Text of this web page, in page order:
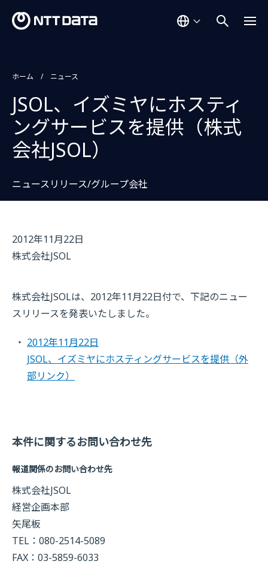
ホーム ニュース
JSOL、イズミヤにホスティ
ングサービスを提供（株式
会社JSOL）
ニュースリリース/グループ会社
2012年11月22日
株式会社JSOL
株式会社JSOLは、2012年11月22日付で、下記のニュー
スリリースを発表いたしました。
2012年11月22日
JSOL、イズミヤにホスティングサービスを提供 （外
部リンク）
本件に関するお問い合わせ先
報道関係のお問い合わせ先
株式会社JSOL
経営企画本部
矢尾板
TEL：080-2514-5089
FAX：03-5859-6033